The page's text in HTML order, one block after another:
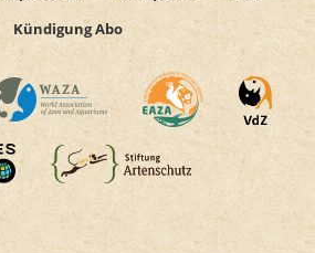
Kündigung Abo